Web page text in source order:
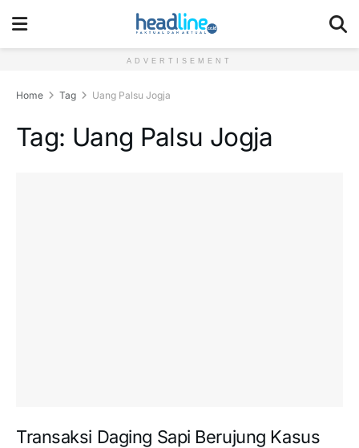
ADVERTISEMENT
Home Tag Uang Palsu Jogja
Tag: Uang Palsu Jogja
Transaksi Daging Sapi Berujung Kasus